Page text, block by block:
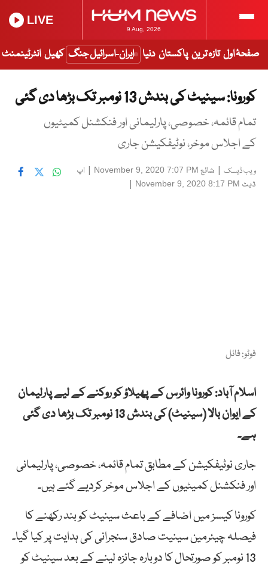
9 Aug, 2026
LIVE
صفحۂ اول تازہ ترین پاکستان دنیا ایران-اسرائیل جنگ کھیل انٹرٹینمنٹ
کورونا: سینیٹ کی بندش 13 نومبر تک بڑھا دی گئی
تمام قائمہ، خصوصی، پارلیمانی اور فنکشنل کمیٹیوں
کے اجلاس موخر، نوٹیفکیشن جاری
ویب ڈیسک | شائع November 9, 2020 7:07 PM
| اپ
ڈیٹ November 9, 2020 8:17 PM
|
فوٹو: فائل
اسلام آباد: کورونا وائرس کے پھیلاؤ کو روکنے کے لیے پارلیمان
کے ایوان بالا (سینیٹ) کی بندش 13 نومبر تک بڑھا دی گئی
ہے۔
جاری نوٹیفکیشن کے مطابق تمام قائمہ، خصوصی، پارلیمانی
اور فنکشنل کمیٹیوں کے اجلاس موخر کردیے گئے ہیں۔
کورونا کیسز میں اضافے کے باعث سینیٹ کو بند رکھنے کا
فیصلہ چیئرمین سینیت صادق سنجرانی کی ہدایت پر کیا گیا۔
13 نومبر کو صورتحال کا دوبارہ جائزہ لینے کے بعد سینیٹ کو